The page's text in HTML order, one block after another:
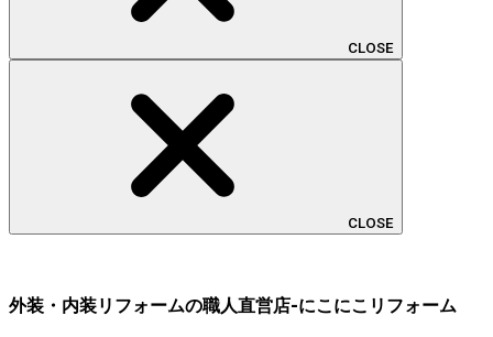
CLOSE
CLOSE
外装・内装リフォームの職人直営店-にこにこリフォーム